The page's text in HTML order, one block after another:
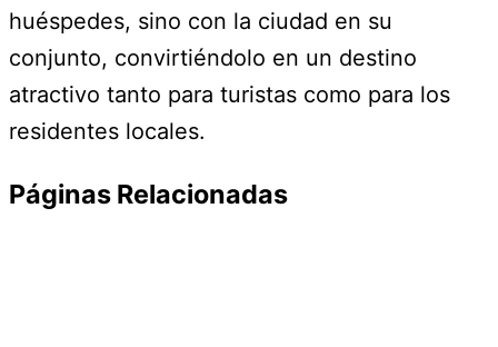
huéspedes, sino con la ciudad en su
conjunto, convirtiéndolo en un destino
atractivo tanto para turistas como para los
residentes locales.
Páginas Relacionadas